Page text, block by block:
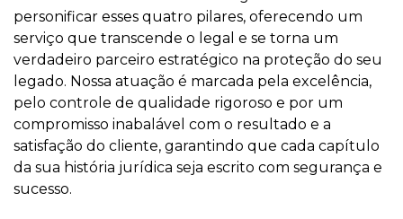
personificar esses quatro pilares, oferecendo um
serviço que transcende o legal e se torna um
verdadeiro parceiro estratégico na proteção do seu
legado. Nossa atuação é marcada pela excelência,
pelo controle de qualidade rigoroso e por um
compromisso inabalável com o resultado e a
satisfação do cliente, garantindo que cada capítulo
da sua história jurídica seja escrito com segurança e
sucesso.